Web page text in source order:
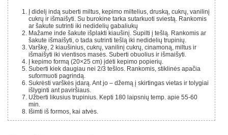
cukrų ir išmaišyti. Su burokine tarka sutarkuoti sviestą. Rankomis
ar šakute sutrinti iki nedidelių gabaliukų
Mažame inde šakute išplakti kiaušinį. Supilti į tešlą. Rankomis ar
šakute išmaišyti, o tada sutrinti tešlą iki nedidelių trupinių.
Varškę, 2 kiaušinius, cukrų, vanilinį cukrų, cinamoną, miltus ir
išmaišyti iki vientisos masės. Suberti obuolius ir išmaišyti.
Į kepimo formą (20×25 cm) įdėti kepimo popierių.
Suberti kiek daugiau nei 2/3 tešlos. Rankomis, stiklinės apačia
suformuoti pagrindą.
Sukrėsti varškės įdarą. Ant jo – džemą į skirtingas vietas ir tolygiai
išlyginti ant paviršiaus.
Užberti likusius trupinius. Kepti 180 laipsnių temp. apie 55-60
min.
Išimti iš formos, kai atvės.